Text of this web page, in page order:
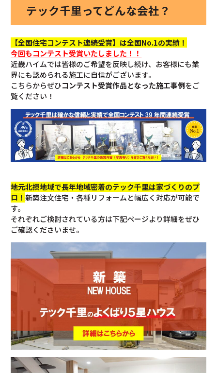
テック千里ってどんな会社？
【全国住宅コンテスト連続受賞】は全国No.1の実績！
今回もコンテスト受賞いたしました！！
近畿ハイムでは皆様のご希望を反映し続け、お客様にも業
界にも認められる施工に自信がございます。
こちらからぜひコンテスト受賞作品となった施工事例をご
覧ください！
地元北摂地域で長年地域密着のテック千里は家づくりのプ
ロ！新築注文住宅・各種リフォームと幅広く対応が可能で
す。
それぞれご検討されている方は下記ページより詳細をぜひ
ご確認くださいませ。